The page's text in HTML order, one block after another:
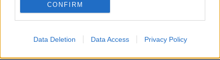
CONFIRM
Data Deletion Data Access Privacy Policy